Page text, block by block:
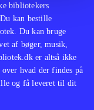
bibliotekers
kan bestille
Du kan bruge
af bøger, musik,
er altså ikke
hvad der findes på
og få leveret til dit